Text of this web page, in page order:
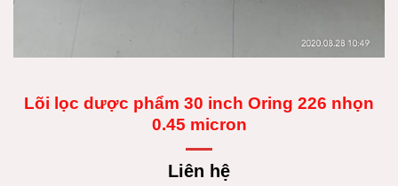
Lõi lọc dược phẩm 30 inch Oring 226 nhọn
0.45 micron
Liên hệ